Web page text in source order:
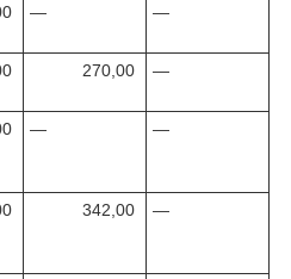
— —
270,00 —
— —
342,00 —